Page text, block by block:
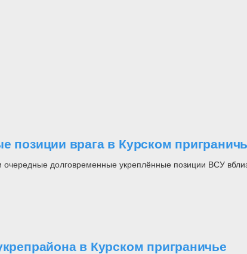
позиции врага в Курском
долговременные укреплённые позиции ВСУ
в Курском приграничье